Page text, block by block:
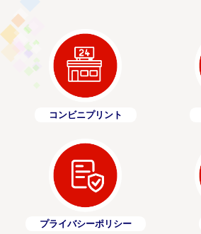
コンビニプリント
プライバシーポリシー